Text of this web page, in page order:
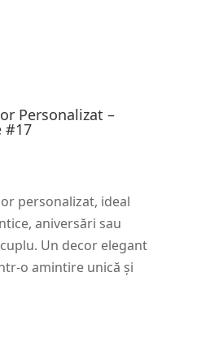
Personalizat –
#17
personalizat, ideal
aniversări sau
Un decor elegant
o amintire unică și